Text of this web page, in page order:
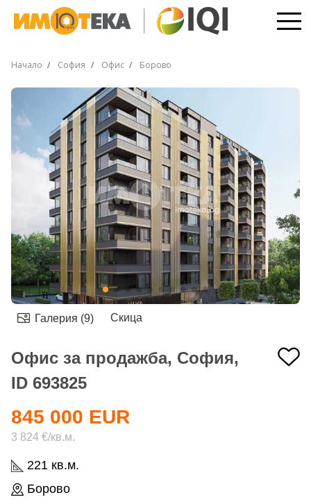
Начало София Офис Борово
Галерия (9) Скица
Офис за продажба, София,
ID 693825
221 кв.м.
Борово
845 000 EUR
3 824 €/кв.м.